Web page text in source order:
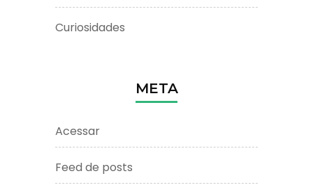
Curiosidades
META
Acessar
Feed de posts